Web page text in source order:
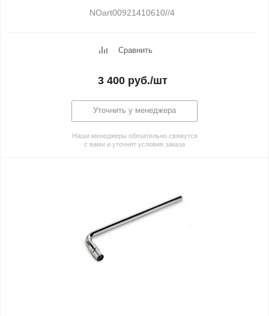
NOart00921410610//4
Сравнить
3 400руб./шт
Уточнить у менеджера
Наши менеджеры обязательно свяжутся
с вами и уточнят условия заказа